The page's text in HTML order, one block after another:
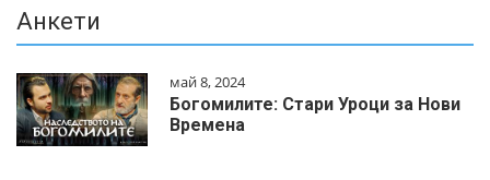
Анкети
май 8, 2024
Богомилите: Стари Уроци за Нови
Времена